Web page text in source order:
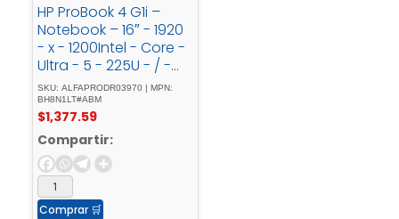
HP ProBook 4 G1i –
Notebook – 16″ - 1920
- x - 1200Intel - Core -
Ultra - 5 - 225U - / -
4.8 - GHz16 - GBDDR5
- SDRAM512 - GB -
SSDintel -
GraphicsWindows - 11
- Pro - 64-bit - Edition
SKU: ALFAPRODR03970 | MPN:
BH8N1LT#ABM
$1,377.59
Compartir:
Comprar 🛒